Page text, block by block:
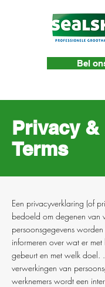
Bel
Privacy &
Terms
Een privacyverklaring (of
bedoeld om degenen van
persoonsgegevens
informeren over wat er met
gebeurt en met welk doel.
verwerkingen van
werknemers wordt een